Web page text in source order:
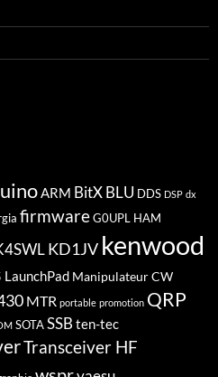
ARM BitX BLU DDS DSP dx
firmwareG0UPL HAM
KD1JV kenwood
LaunchPad Manipulateur CW
MTR portable promotion QRP
SOTASSB ten-tec
Transceiver HF